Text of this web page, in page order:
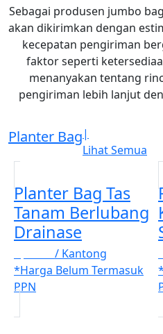
Sebagai produsen jumbo
akan dikirimkan dengan
kecepatan pengiriman
faktor seperti
menanyakan tentang
pengiriman lebih lanjut
Planter Bag|
Lihat Semua
Planter Bag Tas
Tanam Berlubang
Drainase
/ Kantong
*Harga Belum Termasuk
PPN